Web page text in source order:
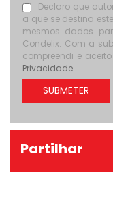
Declaro que
a que se destina
mesmos dados
Condelix. Com a
compreendi e
Privacidade
SUBMETER
Partilhar